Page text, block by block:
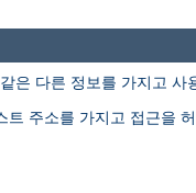
은 다른 정보를 가지고 사
주소를 가지고 접근을